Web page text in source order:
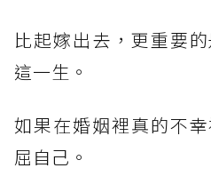
比起嫁出去，更重要
這一生。
如果在婚姻裡真的不
屈自己。